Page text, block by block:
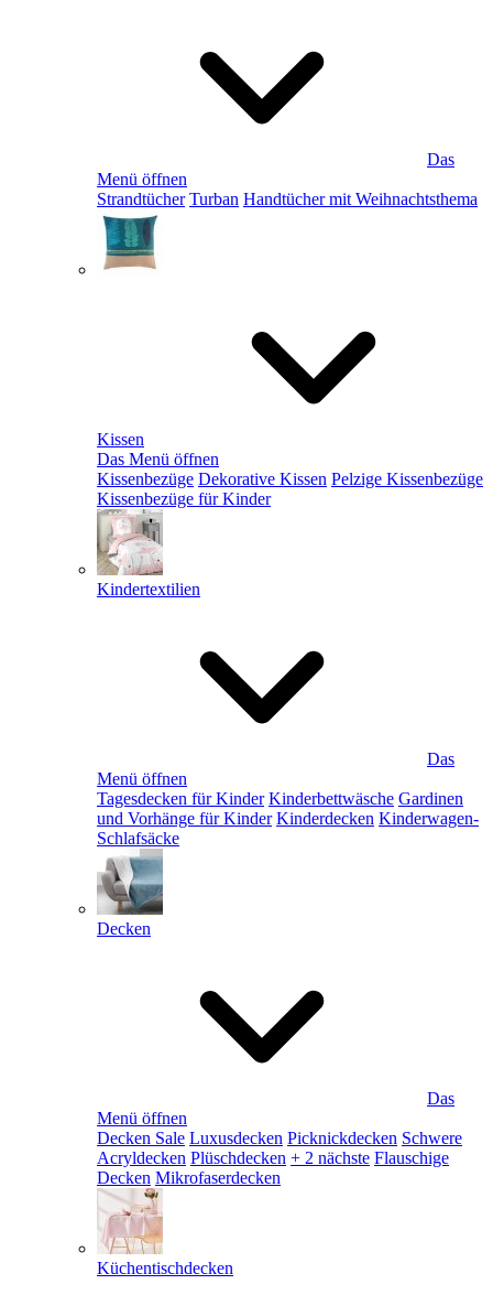
Das
Menü öffnen
Strandtücher Turban Handtücher mit Weihnachtsthema
Kissen
Das Menü öffnen
Kissenbezüge Dekorative Kissen Pelzige Kissenbezüge
Kissenbezüge für Kinder
Kindertextilien
Das
Menü öffnen
Tagesdecken für Kinder Kinderbettwäsche Gardinen
und Vorhänge für Kinder Kinderdecken Kinderwagen-
Schlafsäcke
Decken
Das
Menü öffnen
Decken Sale Luxusdecken Picknickdecken Schwere
Acryldecken Plüschdecken + 2 nächste Flauschige
Decken Mikrofaserdecken
Küchentischdecken